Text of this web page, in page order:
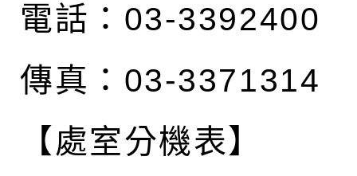
電話：03-3392400
傳真：03-3371314
【處室分機表】